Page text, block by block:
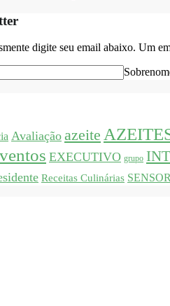
digite seu email abaixo. Um
Avaliação azeite
EXECUTIVO grupo
Receitas Culinárias